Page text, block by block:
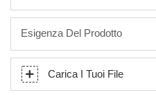
Esigenza Del Prodotto
Carica I Tuoi File